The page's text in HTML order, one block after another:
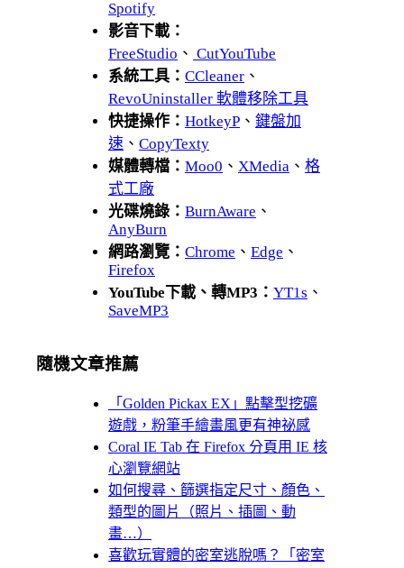
Spotify
影音下載：
FreeStudio 、 CutYouTube
系統工具： CCleaner 、
RevoUninstaller 軟體移除工具
快捷操作： HotkeyP 、 鍵盤加
速 、 CopyTexty
媒體轉檔： Moo0 、 XMedia 、 格
式工廠
光碟燒錄： BurnAware 、
AnyBurn
網路瀏覽： Chrome 、 Edge 、
Firefox
YouTube下載、轉MP3： YT1s 、
SaveMP3
隨機文章推薦
「Golden Pickax EX」點擊型挖礦
遊戲，粉筆手繪畫風更有神祕感
Coral IE Tab 在 Firefox 分頁用 IE 核
心瀏覽網站
如何搜尋、篩選指定尺寸、顏色、
類型的圖片（照片、插圖、動
畫…）
喜歡玩實體的密室逃脫嗎？「密室